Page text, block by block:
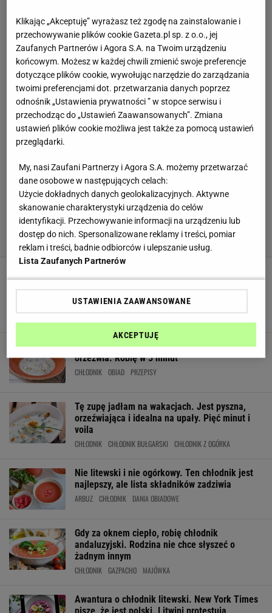
Chłodnik Debory z MasterChefa to najlepszy
przepis na upały. Litewski i ogórkowy nie mają
podjazdu
Latem jem ten chłodnik na okrągło. Schładza i
orzeźwia. Robię w 5 minut
CHŁODNIK OBIAD PRZEPISY
Tę zupę jadłam na wakacjach. Jest pyszna,
orzeźwiająca i idealna na upały. Pięć minut i
voila
CHŁODNIK CHŁODNIK BUŁGARSKI CHŁODNIK Z OGÓRKA
Nie litewski i nie ogórkowy. Ten chłodnik jest
najlepszy, ale lista składników zadziwia
ARBUZ CHŁODNIK DANIA OBIADOWE
Gdy za oknem ciepło, robię chłodnik
andaluzyjski. Rodzina nie chce słyszeć o
żadnym innym
CHŁODNIK GAZPACHO MAJÓWKA
Awantura o chłodnik litewski. New York Times
Klikając „Akceptuję” wyrażasz też zgodę na zainstalowanie i
przechowywanie plików cookie Gazeta.pl sp. z o.o., jej
Zaufanych Partnerów i Agora S.A. na Twoim urządzeniu
końcowym. Możesz w każdej chwili zmienić swoje preferencje
dotyczące plików cookie, wywołując narzędzie do zarządzania
twoimi preferencjami dot. przetwarzania danych poprzez
odnośnik „Ustawienia prywatności ” w stopce serwisu i
przechodząc do „Ustawień Zaawansowanych”. Zmiana
ustawień plików cookie możliwa jest także za pomocą ustawień
przeglądarki.
My, nasi Zaufani Partnerzy i Agora S.A. możemy przetwarzać
dane osobowe w następujących celach:
Użycie dokładnych danych geolokalizacyjnych. Aktywne
skanowanie charakterystyki urządzenia do celów
identyfikacji. Przechowywanie informacji na urządzeniu lub
dostęp do nich. Spersonalizowane reklamy i treści, pomiar
reklam i treści, badnie odbiorców i ulepszanie usług.
Lista Zaufanych Partnerów
USTAWIENIA ZAAWANSOWANE
AKCEPTUJĘ